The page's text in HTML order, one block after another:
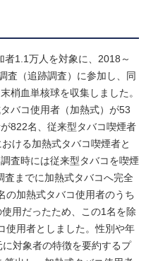
1.1万人を対象に、2018～
査（追跡調査）に参加し、同
梢血単核球を収集しました。
バコ使用者（加熱式）が53
822名、従来型タバコ喫煙者
ける加熱式タバコ喫煙者と
査時には従来型タバコを喫煙
査までに加熱式タバコへ完全
の加熱式タバコ使用者のうち
用だったため、この1名を除
使用者としました。性別や年
対象者の特徴を要約するプ